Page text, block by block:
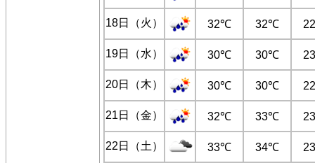
18日（火） 32℃ 32℃
19日（水） 30℃ 30℃
20日（木） 30℃ 30℃
21日（金） 32℃ 33℃
22日（土） 33℃ 34℃